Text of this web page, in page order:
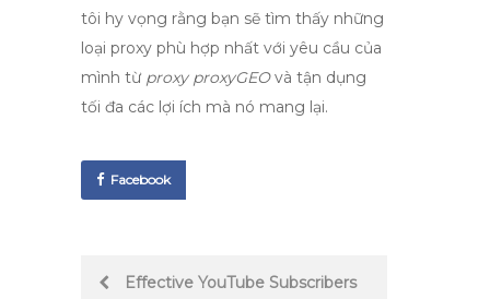
tôi hy vọng rằng bạn sẽ tìm thấy những
loại proxy phù hợp nhất với yêu cầu của
mình từ proxy proxyGEOvà tận dụng
tối đa các lợi ích mà nó mang lại.
Facebook
PostEffective YouTube Subscribers